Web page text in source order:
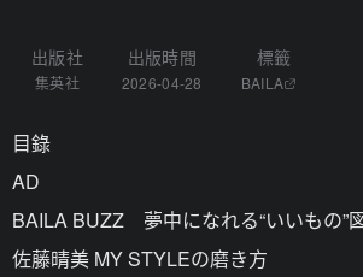
出版社
集英社
出版時間
2026-04-28
標籤
BAILA
目錄
AD
BAILA BUZZ 夢中になれる“いいもの”
佐藤晴美 MY STYLEの磨き方